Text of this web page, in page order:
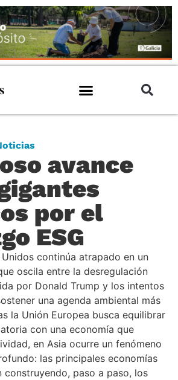
avance
por el
ESG
continúa atrapado en un
oscila entre la desregulación
por Donald Trump y los intentos
una agenda ambiental más
la Unión Europea busca equilibrar
con una economía que
en Asia ocurre un fenómeno
las principales economías
construyendo, paso a paso, los